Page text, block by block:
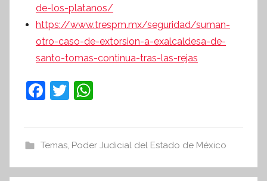
de-los-platanos/
https://www.trespm.mx/seguridad/suman-
otro-caso-de-extorsion-a-exalcaldesa-de-
santo-tomas-continua-tras-las-rejas
F
e
b
T
er s
A
Temas, Poder Judicial del Estado de México